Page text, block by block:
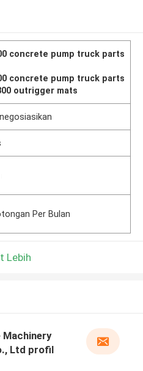
concrete pump truck parts
concrete pump truck parts
outrigger mats
Per Bulan
Lebih
Machinery
Ltd profil